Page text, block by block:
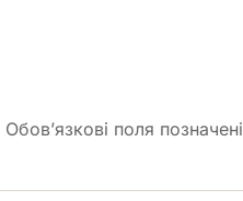
Обов’язкові поля позначені